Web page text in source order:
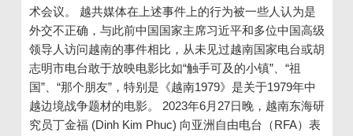
术会议。 越共媒体在上述事件上的行为被一些人认为是
外交不正确，与此前中国国家主席习近平和多位中国高级
领导人访问越南的事件相比，从未见过越南国家电台或胡
志明市电台敢于放映电影比如“触手可及的小镇”、“祖
国”、“那个朋友”，特别是《越南1979》是关于1979年中
越边境战争题材的电影。 2023年6月27日晚，越南东海研
究员丁金福 (Dinh Kim Phuc) 向亚洲自由电台（RFA）表